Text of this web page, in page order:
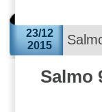
23/12
2015
Salmo